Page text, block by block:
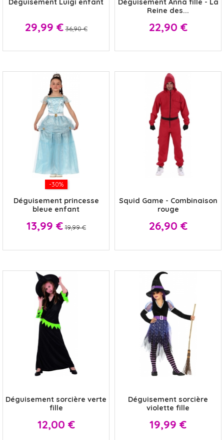
Prix
29,99 € 36,90 €
Reine des...
Prix
22,90 €
-30%
Déguisement princesse
bleue enfant
Prix
13,99 € 19,99 €
Squid Game - Combinaison
rouge
Prix
26,90 €
Déguisement sorcière verte
fille
Prix
12,00 €
Déguisement sorcière
violette fille
Prix
19,99 €